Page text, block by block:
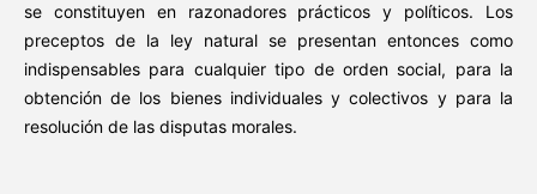
se constituyen en razonadores prácticos y políticos. Los
preceptos de la ley natural se presentan entonces como
indispensables para cualquier tipo de orden social, para la
obtención de los bienes individuales y colectivos y para la
resolución de las disputas morales.